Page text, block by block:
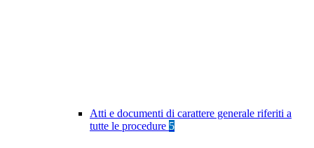
Atti e documenti di carattere generale riferiti a
tutte le procedure 5